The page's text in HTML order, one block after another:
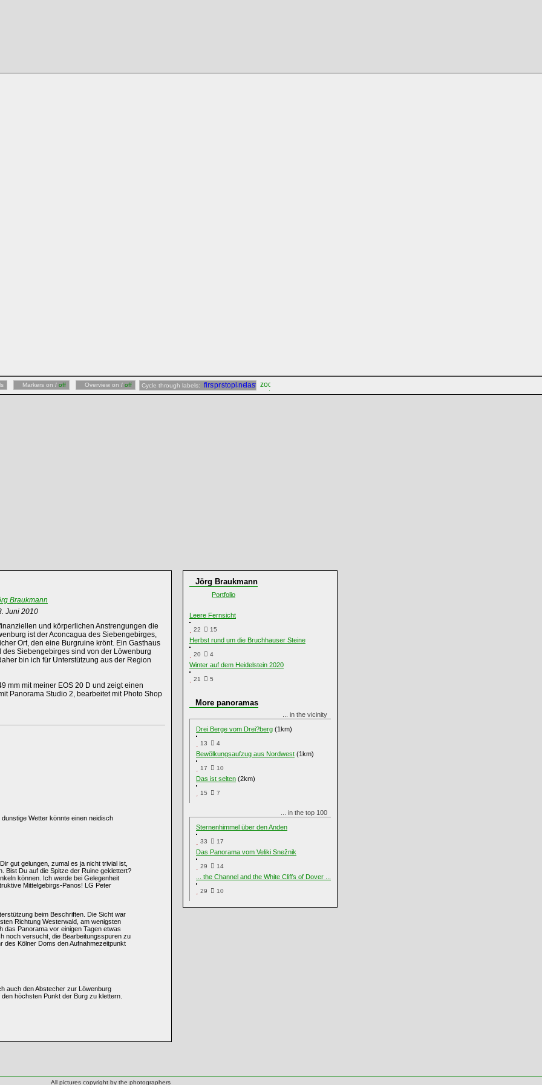
Markers on / off Overview on / off Cycle through labels:
Braukmann
Juni 2010
und körperlichen Anstrengungen die
ist der Aconcagua des Siebengebirges,
Ort, den eine Burgruine krönt. Ein Gasthaus
Siebengebirges sind von der Löwenburg
bin ich für Unterstützung aus der Region
mm mit meiner EOS 20 D und zeigt einen
Panorama Studio 2, bearbeitet mit Photo Shop
Wetter könnte einen neidisch
gut gelungen, zumal es ja nicht trivial ist,
Bist Du auf die Spitze der Ruine geklettert?
können. Ich werde bei Gelegenheit
Mittelgebirgs-Panos! LG Peter
beim Beschriften. Die Sicht war
Richtung Westerwald, am wenigsten
das Panorama vor einigen Tagen etwas
noch versucht, die Bearbeitungsspuren zu
des Kölner Doms den Aufnahmezeitpunkt
auch den Abstecher zur Löwenburg
höchsten Punkt der Burg zu klettern.
Jörg Braukmann
Portfolio
Leere Fernsicht
22 15
Herbst rund um die Bruchhauser Steine
20 4
Winter auf dem Heidelstein 2020
21 5
More panoramas
... in the vicinity
Drei Berge vom Drei?berg (1km)
13 4
Bewölkungsaufzug aus Nordwest (1km)
17 10
Das ist selten (2km)
15 7
... in the top 100
Sternenhimmel über den Anden
33 17
Das Panorama vom Veliki Snežnik
29 14
... the Channel and the White Cliffs of Dover ...
29 10
All pictures copyright by the photographers